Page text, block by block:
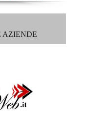
AZIENDE